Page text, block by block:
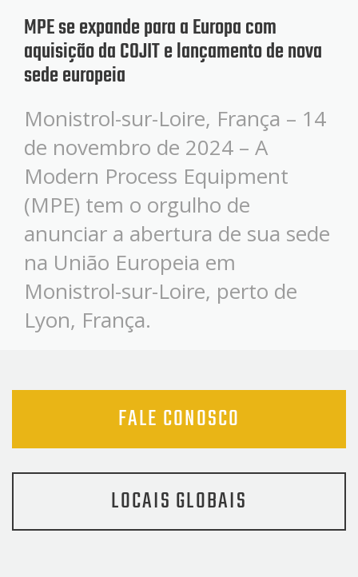
MPE se expande para a Europa com
aquisição da COJIT e lançamento de nova
sede europeia
Monistrol-sur-Loire, França – 14
de novembro de 2024 – A
Modern Process Equipment
(MPE) tem o orgulho de
anunciar a abertura de sua sede
na União Europeia em
Monistrol-sur-Loire, perto de
Lyon, França.
FALE CONOSCO
LOCAIS GLOBAIS